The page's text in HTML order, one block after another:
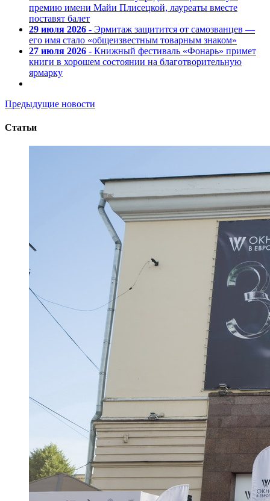
премию имени Майи Плисецкой, лауреаты вместе
поставят балет
29 июля 2026 - Эрмитаж защитится от самозванцев —
его имя стало «общеизвестным товарным знаком»
27 июля 2026 - Книжный фестиваль «Фонарь» примет
книги в хорошем состоянии на благотворительную
ярмарку
Предыдущие новости
Статьи